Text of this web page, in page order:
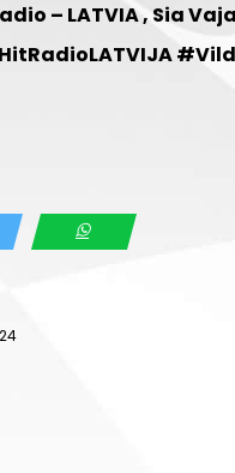
– LATVIA , Sia